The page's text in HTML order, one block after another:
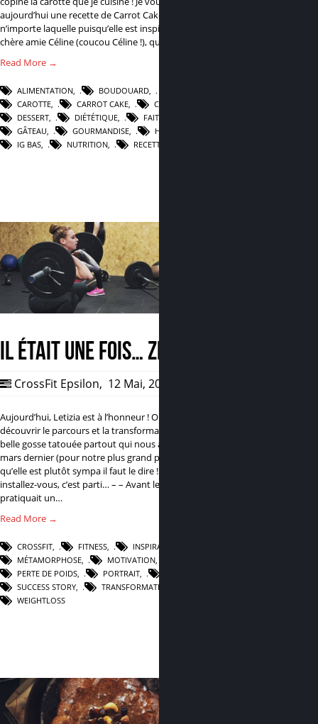
aujourd’hui une recette de Carrot Cake, et pas
n’importe laquelle puisqu’elle est inspirée par ma
chère amie Céline (coucou Céline !), qui…
Read More →
ALIMENTATION, BOUDOUARD,
CAROTTE, CARROT CAKE, CUISINE
DESSERT, DIÉTÉTIQUE, FAIT MAISON
GÂTEAU, GOURMANDISE, HEALTHY
IG BAS, NUTRITION, RECETTE
Il était une fois… Zia
CrossFit Epsilon, 12 Mai, 2016
Aujourd’hui, Letizia est à l’honneur ! On vous fait
découvrir le parcours et la transformation de cette
belle gosse tatouée partout qui nous a rejoint en
mars dernier (pour notre plus grand plaisir, parce
qu’elle est plutôt sympa il faut le dire !!). Allez
installez-vous, c’est parti… – – Avant le CrossFit, Zia
pratiquait un…
Read More →
CROSSFIT, FITNESS, INSPIRATION
MÉTAMORPHOSE, MOTIVATION,
PERTE DE POIDS, PORTRAIT,
SUCCESS STORY, TRANSFORMATION
WEIGHTLOSS